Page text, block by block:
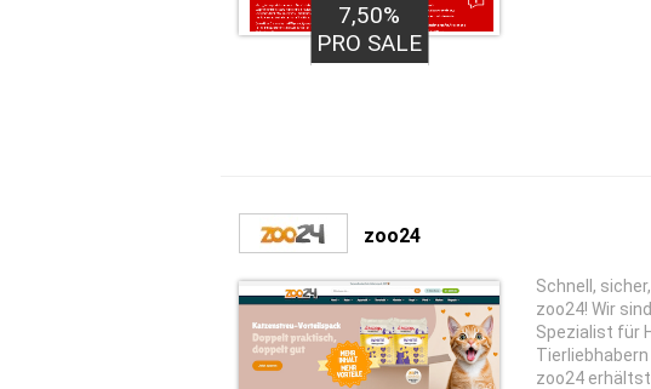
7,50%
PRO SALE
zoo24
Schnell,
zoo24! Wir
Spezialist für
zoo24